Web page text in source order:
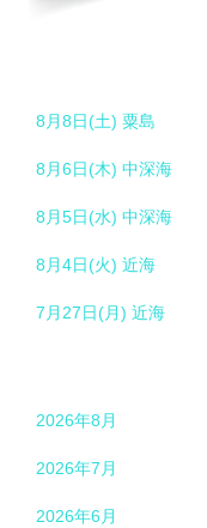
8月8日(土) 粟島
8月6日(木) 中深海
8月5日(水) 中深海
8月4日(火) 近海
7月27日(月) 近海
2026年8月
2026年7月
2026年6月